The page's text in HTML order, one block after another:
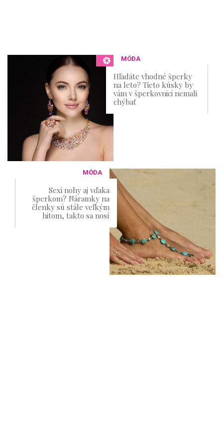
MÓDA
Hľadáte vhodné šperky
na leto? Tieto kúsky by
vám v šperkovnici nemali
chýbať
MÓDA
Sexi nohy aj vďaka
šperkom? Náramky na
členky sú stále veľkým
hitom, takto sa nosí